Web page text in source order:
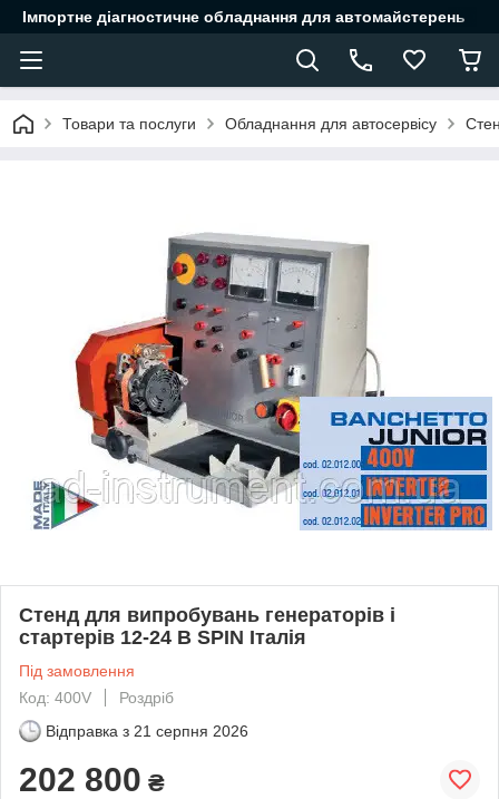
Імпортне діагностичне обладнання для автомайстерень
Товари та послуги Обладнання для автосервісу
Стенд для випробувань генераторів і
стартерів 12-24 В SPIN Італія
Під замовлення
Код: 400V
Роздріб
Відправка з 21 серпня 2026
202 800 ₴